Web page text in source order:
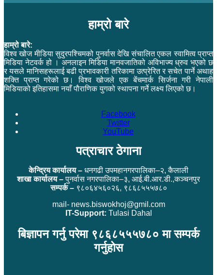
हाम्रो बारे
हाम्रो बारे:
विश्व खोज मीडिया सुदुरपश्चिमको पुनर्वास देखि संचालित एकल स्वामित्व प्राप्त
मिडिया नेटवर्क हो । अनलाइन मिडिया मानवजातिको अविभाज्य ध्रुव भएको छ
र यसले मानिसहरूलाई बढी प्रभावकारी तरिकामा उत्प्रेरित र सचेत पार्ने अथाह
शक्ति प्राप्त गरेको छ। विश्व खोजले एक बेंचमार्क सिर्जना गरी नेपाली
मिडियाको इतिहासमा नयाँ पौराणिक युगको स्थापना गर्ने लक्ष्य लिएको छ।
Facebook
Twitter
YouTube
पत्राचार ठेगाना
केन्द्रिय कार्यालय – धनगढी उपमहानगरपालिका–२, कैलाली
शाखा कार्यालय –पुनर्वास नगरपालिका–३, आई.बी.आर.डी.,कञ्चनपुर
सम्पर्क –९८०६४५६०२६, ९८६८५५५७८०
mail- news.biswokhoj@gmil.com
IT-Support: Tulasi Dahal
बिज्ञापन गर्नु परेमा ९८६८५५५७८० मा सम्पर्क
गर्नुहोस